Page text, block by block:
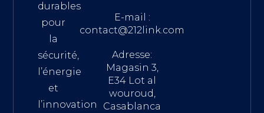
durables
pour
la
sécurité,
l’énergie
et
l’innovation
E-mail :
contact@212link.com
Adresse:
Magasin 3,
E34 Lot al
wouroud,
Casablanca